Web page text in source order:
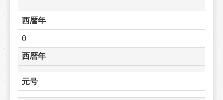
西暦年
0
西暦年
元号